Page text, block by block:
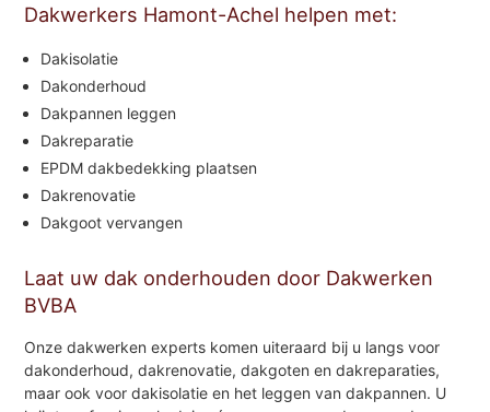
Dakwerkers Hamont-Achel helpen met:
Dakisolatie
Dakonderhoud
Dakpannen leggen
Dakreparatie
EPDM dakbedekking plaatsen
Dakrenovatie
Dakgoot vervangen
Laat uw dak onderhouden door Dakwerken
BVBA
Onze dakwerken experts komen uiteraard bij u langs voor
dakonderhoud, dakrenovatie, dakgoten en dakreparaties,
maar ook voor dakisolatie en het leggen van dakpannen. U